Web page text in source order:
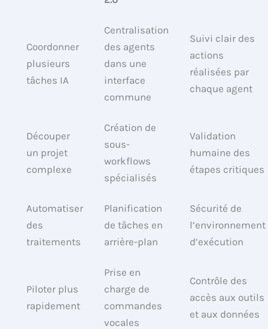
Coordonner
plusieurs
tâches IA
Centralisation
des agents
dans une
interface
commune
Suivi clair des
actions
réalisées par
chaque agent
Découper
un projet
complexe
Création de
sous-
workflows
spécialisés
Validation
humaine des
étapes critiques
Automatiser
des
traitements
Planification
de tâches en
arrière-plan
Sécurité de
l’environnement
d’exécution
Piloter plus
rapidement
Prise en
charge de
commandes
vocales
Contrôle des
accès aux outils
et aux données